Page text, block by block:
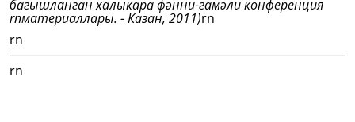
багышланган халыкара фәнни-гамәли конференция
rnматериаллары. - Казан, 2011)rn
rn
rn